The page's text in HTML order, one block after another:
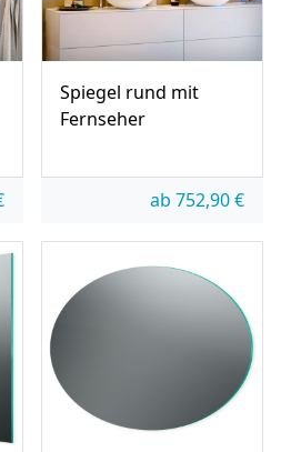
Spiegel rund mit
Fernseher
ab 752,90€